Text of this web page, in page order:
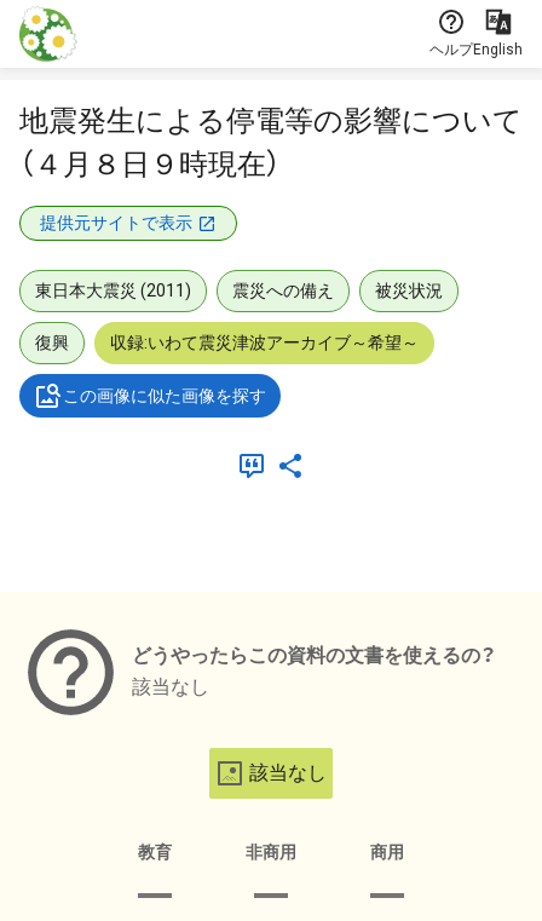
本文に飛ぶ
ヘルプEnglish
地震発生による停電等の影響について
（４月８日９時現在）
提供元サイトで表示
東日本大震災 (2011) 震災への備え 被災状況
復興 収録:いわて震災津波アーカイブ～希望～
この画像に似た画像を探す
どうやったらこの資料の文書を使えるの？
該当なし
該当なし
教育 非商用 商用